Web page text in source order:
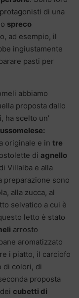
di una
spreco
ad esempio, il
ingiustamente
pasti per
abbiamo
proposta dallo
ha scelto un’
originale e in tre
di agnello
Villalba e alla
preparazione sono
alla zucca, al
selvatico a cui è
letto è stato
arrosto
aromatizzato
i piatto, il carciofo
di colori, di
proposta
cubetti di